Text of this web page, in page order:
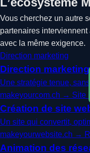
Vous cherchez un autre
partenaires
avec la même exigence.
Direction marketing
Direction
Une stratégie tenue,
makeyourcom.ch → Site
Création de site
Un site qui convertit,
makeyourwebsite.ch →
Animation des